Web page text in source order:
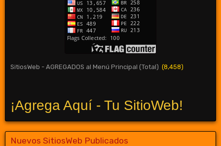
SitiosWeb - AGREGADOS al Menú Principal (Total) (8,458)
¡Agrega Aquí - Tu SitioWeb!
Nuevos SitiosWeb Publicados